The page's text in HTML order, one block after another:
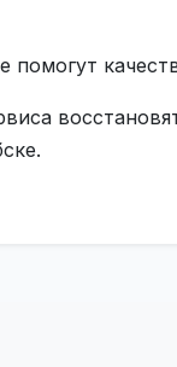
помогут